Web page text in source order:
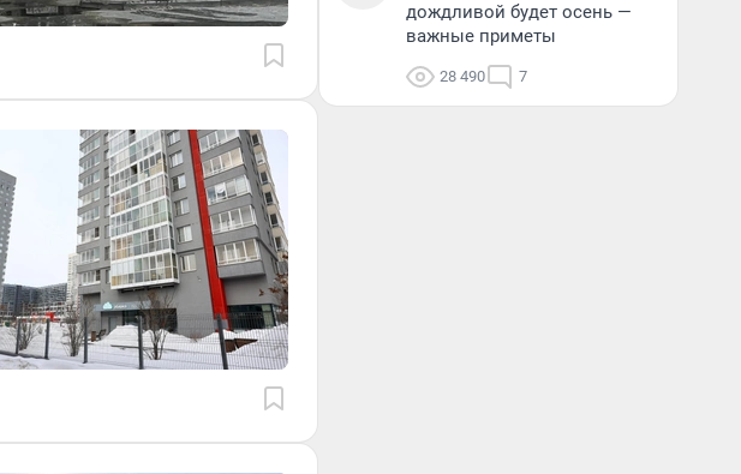
дождливой будет осень —
важные приметы
28 490 7